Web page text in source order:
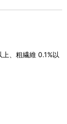
、粗繊維 0.1%以